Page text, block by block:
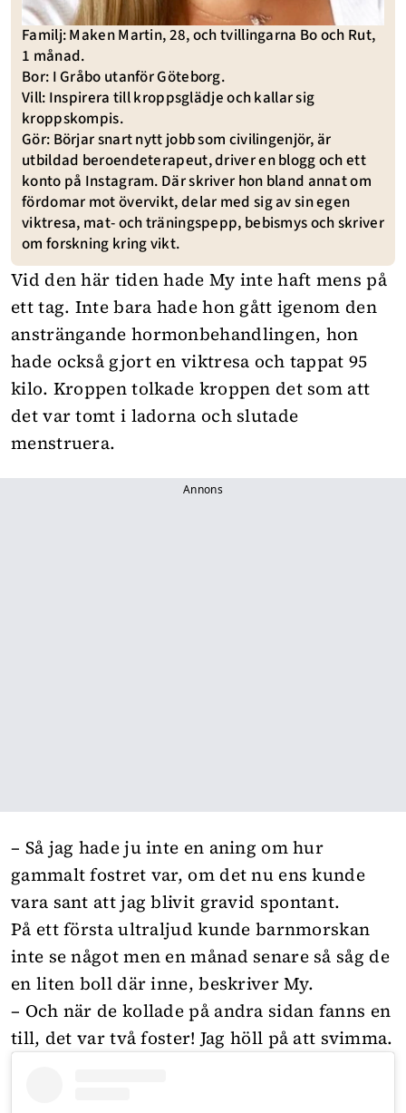
Familj: Maken Martin, 28, och tvillingarna Bo och Rut,
1 månad.
Bor: I Gråbo utanför Göteborg.
Vill: Inspirera till kroppsglädje och kallar sig
kroppskompis.
Gör: Börjar snart nytt jobb som civilingenjör, är
utbildad beroendeterapeut, driver en blogg och ett
konto på Instagram. Där skriver hon bland annat om
fördomar mot övervikt, delar med sig av sin egen
viktresa, mat- och träningspepp, bebismys och skriver
om forskning kring vikt.
Vid den här tiden hade My inte haft mens på
ett tag. Inte bara hade hon gått igenom den
ansträngande hormonbehandlingen, hon
hade också gjort en viktresa och tappat 95
kilo. Kroppen tolkade kroppen det som att
det var tomt i ladorna och slutade
menstruera.
Annons
– Så jag hade ju inte en aning om hur
gammalt fostret var, om det nu ens kunde
vara sant att jag blivit gravid spontant.
På ett första ultraljud kunde barnmorskan
inte se något men en månad senare så såg de
en liten boll där inne, beskriver My.
– Och när de kollade på andra sidan fanns en
till, det var två foster! Jag höll på att svimma.